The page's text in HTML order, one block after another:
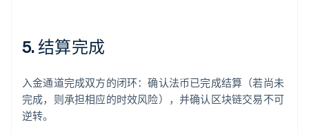
5. 结算完成
入金通道完成双方的闭环：确认法币已完成结算（若尚未
完成，则承担相应的时效风险），并确认区块链交易不可
逆转。